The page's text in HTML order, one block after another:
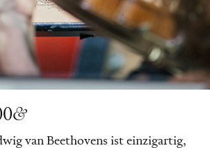
&
van Beethovens ist einzigartig,